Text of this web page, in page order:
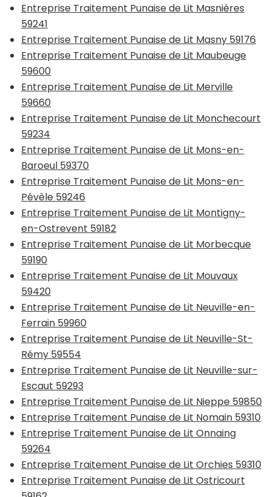
Entreprise Traitement Punaise de Lit Masnières
59241
Entreprise Traitement Punaise de Lit Masny 59176
Entreprise Traitement Punaise de Lit Maubeuge
59600
Entreprise Traitement Punaise de Lit Merville
59660
Entreprise Traitement Punaise de Lit Monchecourt
59234
Entreprise Traitement Punaise de Lit Mons-en-
Baroeul 59370
Entreprise Traitement Punaise de Lit Mons-en-
Pévèle 59246
Entreprise Traitement Punaise de Lit Montigny-
en-Ostrevent 59182
Entreprise Traitement Punaise de Lit Morbecque
59190
Entreprise Traitement Punaise de Lit Mouvaux
59420
Entreprise Traitement Punaise de Lit Neuville-en-
Ferrain 59960
Entreprise Traitement Punaise de Lit Neuville-St-
Rémy 59554
Entreprise Traitement Punaise de Lit Neuville-sur-
Escaut 59293
Entreprise Traitement Punaise de Lit Nieppe 59850
Entreprise Traitement Punaise de Lit Nomain 59310
Entreprise Traitement Punaise de Lit Onnaing
59264
Entreprise Traitement Punaise de Lit Orchies 59310
Entreprise Traitement Punaise de Lit Ostricourt